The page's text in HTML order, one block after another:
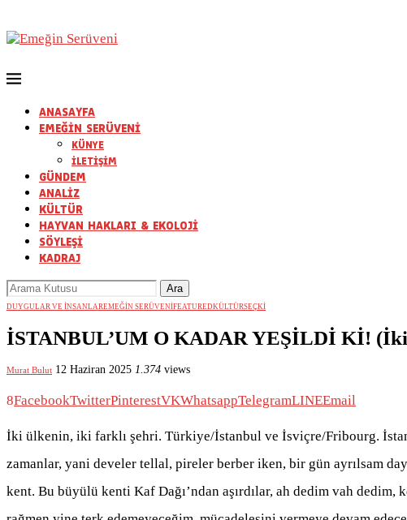
ANASAYFA
EMEĞİN SERÜVENİ
KÜNYE
İLETİŞİM
GÜNDEM
ANALİZ
KÜLTÜR
HAYVAN HAKLARI & EKOLOJİ
SÖYLEŞİ
KADRAJ
DUYGULAR VE İNSANLAREMEĞİN SERÜVENİFEATUREDKÜLTÜRSEÇKİ
İSTANBUL’UM O KADAR YEŞİLDİ Kİ! (İki
Murat Bulut 12 Haziran 2025 1.374 views
8FacebookTwitterPinterestVKWhatsappTelegramLINEEmail
İki ülkenin, iki farklı şehri. Türkiye/İstanbul ve İsviçre/Fribourg.
zamanlar, yani develer tellal, pireler berber iken, bir gün ayrılsam
kent. Bu büyülü kenti Kaf Dağı’ndan aşırdılar, ah dedim vah dedim,